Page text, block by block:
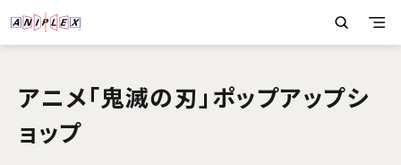
アニメ「鬼滅の刃」ポップアップシ
ョップ